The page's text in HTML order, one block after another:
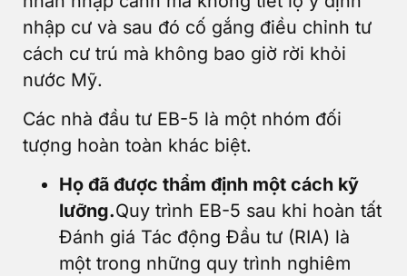
nhập cư và sau đó cố gắng điều chỉnh tư
cách cư trú mà không bao giờ rời khỏi
nước Mỹ.
Các nhà đầu tư EB-5 là một nhóm đối
tượng hoàn toàn khác biệt.
Họ đã được thẩm định một cách kỹ
lưỡng.Quy trình EB-5 sau khi hoàn tất
Đánh giá Tác động Đầu tư (RIA) là
một trong những quy trình nghiêm